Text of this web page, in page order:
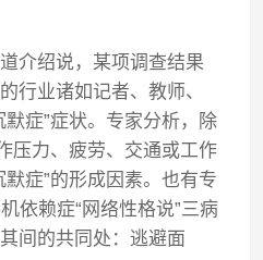
介绍说，某项调查结果
行业诸如记者、教师、
默症”症状。专家分析，除
压力、疲劳、交通或工作
症”的形成因素。也有专
依赖症“网络性格说”三病
间的共同处：逃避面